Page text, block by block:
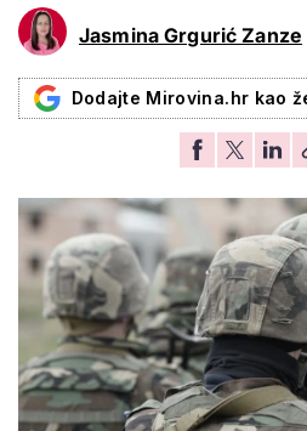
Jasmina Grgurić Zanze
Dodajte Mirovina.hr kao